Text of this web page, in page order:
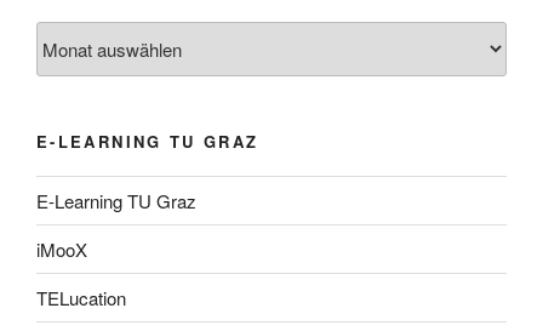
E-LEARNING TU GRAZ
E-Learning TU Graz
iMooX
TELucation